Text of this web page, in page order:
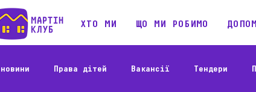
ХТО МИ ЩО МИ РОБИМО
Права дітей Вакансії Тендери